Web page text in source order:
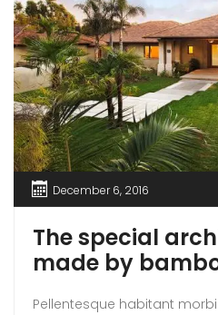
December 6, 2016
The special
made by
Pellentesque habitant